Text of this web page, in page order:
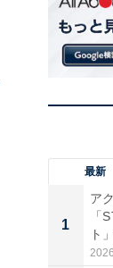
最新
1
ア
「
ト